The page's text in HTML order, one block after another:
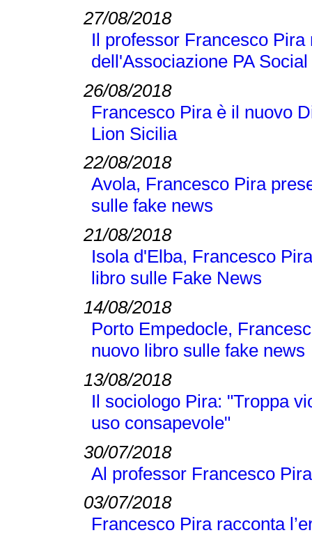
27/08/2018
Il professor Francesco
dell'Associazione PA Social
26/08/2018
Francesco Pira è il nuovo
Lion Sicilia
22/08/2018
Avola, Francesco Pira
sulle fake news
21/08/2018
Isola d'Elba, Francesco
libro sulle Fake News
14/08/2018
Porto Empedocle,
nuovo libro sulle fake news
13/08/2018
Il sociologo Pira: "Troppa
uso consapevole"
30/07/2018
Al professor Francesco
03/07/2018
Francesco Pira racconta